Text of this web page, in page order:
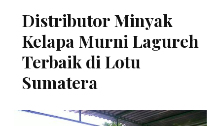
Distributor Minyak
Kelapa Murni Lagureh
Terbaik di Lotu
Sumatera